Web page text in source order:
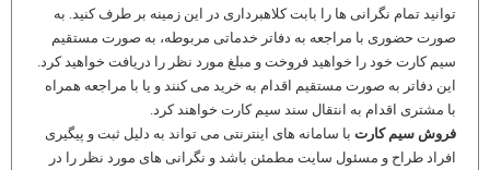
توانید تمام نگرانی ها را بابت کلاهبرداری در این زمینه بر طرف کنید. به
صورت حضوری با مراجعه به دفاتر خدماتی مربوطه، به صورت مستقیم
سیم کارت خود را خواهید فروخت و مبلغ مورد نظر را دریافت خواهید کرد.
این دفاتر به صورت مستقیم اقدام به خرید می کنند و یا با مراجعه همراه
با مشتری اقدام به انتقال سند سیم کارت خواهند کرد.
فروش سیم کارت با سامانه های اینترنتی می تواند به دلیل ثبت و پیگیری
افراد طراح و مسئول سایت مطمئن باشد و نگرانی های مورد نظر را در